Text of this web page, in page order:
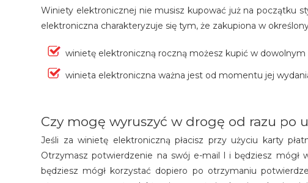
Winiety elektronicznej nie musisz kupować już na początku
elektroniczna charakteryzuje się tym, że zakupiona w
winietę elektroniczną roczną możesz kupić w dowolnym
winieta elektroniczna ważna jest od momentu jej
Czy mogę wyruszyć w drogę od razu po
Jeśli za winietę elektroniczną płacisz przy użyciu karty
Otrzymasz potwierdzenie na swój e-mail l i będziesz mógł
będziesz mógł korzystać dopiero po otrzymaniu